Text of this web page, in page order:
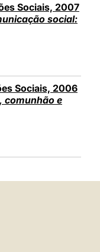
Sociais, 2007
social:
Sociais, 2006
comunhão e